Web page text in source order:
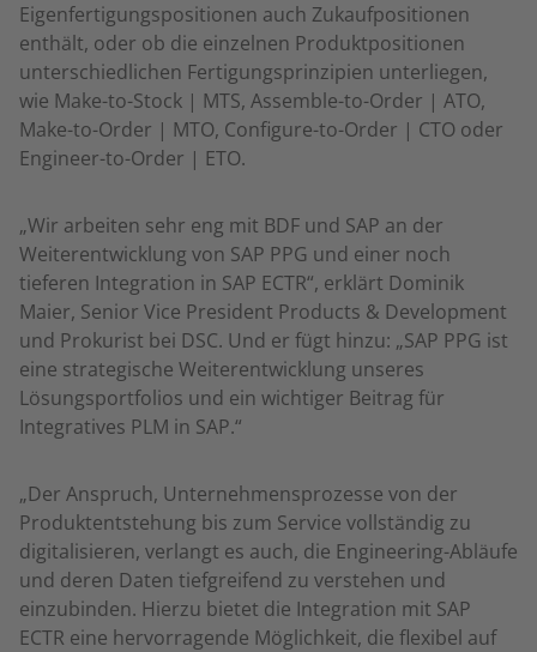
Eigenfertigungspositionen auch Zukaufpositionen
enthält, oder ob die einzelnen Produktpositionen
unterschiedlichen Fertigungsprinzipien unterliegen,
wie Make-to-Stock | MTS, Assemble-to-Order | ATO,
Make-to-Order | MTO, Configure-to-Order | CTO oder
Engineer-to-Order | ETO.
„Wir arbeiten sehr eng mit BDF und SAP an der
Weiterentwicklung von SAP PPG und einer noch
tieferen Integration in SAP ECTR“, erklärt Dominik
Maier, Senior Vice President Products & Development
und Prokurist bei DSC. Und er fügt hinzu: „SAP PPG ist
eine strategische Weiterentwicklung unseres
Lösungsportfolios und ein wichtiger Beitrag für
Integratives PLM in SAP.“
„Der Anspruch, Unternehmensprozesse von der
Produktentstehung bis zum Service vollständig zu
digitalisieren, verlangt es auch, die Engineering-Abläufe
und deren Daten tiefgreifend zu verstehen und
einzubinden. Hierzu bietet die Integration mit SAP
ECTR eine hervorragende Möglichkeit, die flexibel auf